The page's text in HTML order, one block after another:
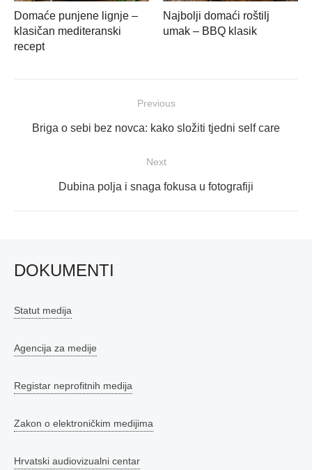
Domaće punjene lignje –
klasičan mediteranski
recept
Najbolji domaći roštilj
umak – BBQ klasik
objava
Previous
Previous
Briga o sebi bez novca: kako složiti tjedni self care
Next
Next
Dubina polja i snaga fokusa u fotografiji
DOKUMENTI
Statut medija
Agencija za medije
Registar neprofitnih medija
Zakon o elektroničkim medijima
Hrvatski audiovizualni centar